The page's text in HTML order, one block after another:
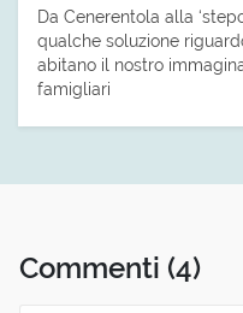
Da Cenerentola alla
qualche soluzione
abitano il nostro
famigliari
Commenti (4)